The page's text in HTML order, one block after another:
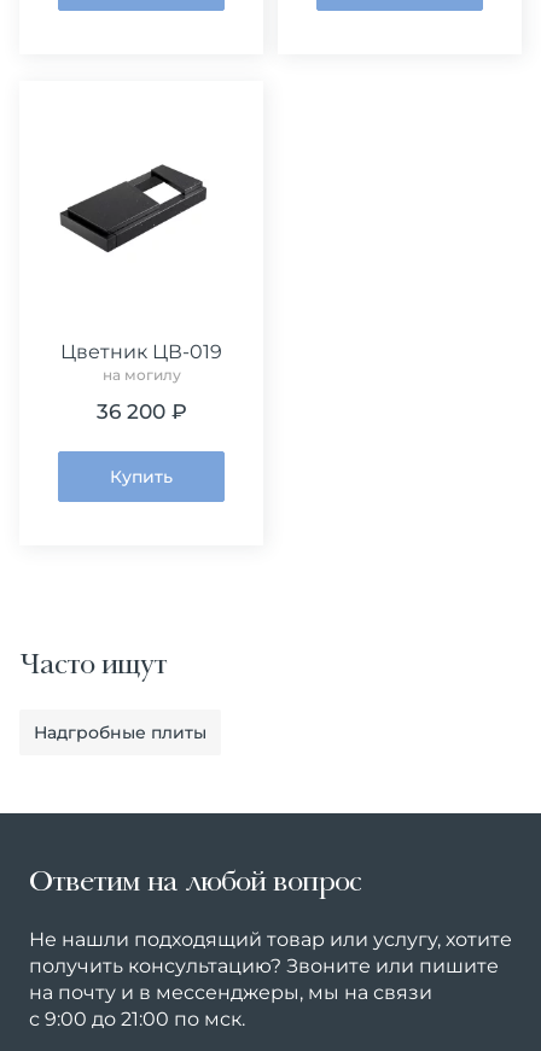
Цветник ЦВ-019
на могилу
36 200 ₽
Купить
Часто ищут
Надгробные плиты
Ответим на любой вопрос
Не нашли подходящий товар или услугу, хотите
получить консультацию? Звоните или пишите
на почту и в мессенджеры, мы на связи
с 9:00 до 21:00 по мск.